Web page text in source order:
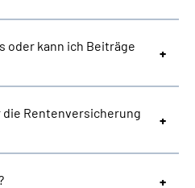
oder kann ich Beiträge
die Rentenversicherung